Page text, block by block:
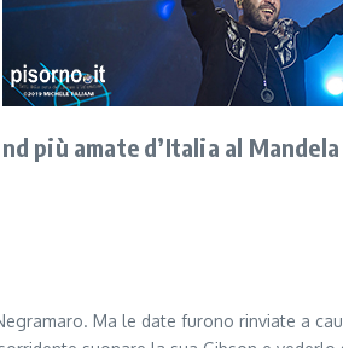
più amate d’Italia al
Ma le date furono rinviate a